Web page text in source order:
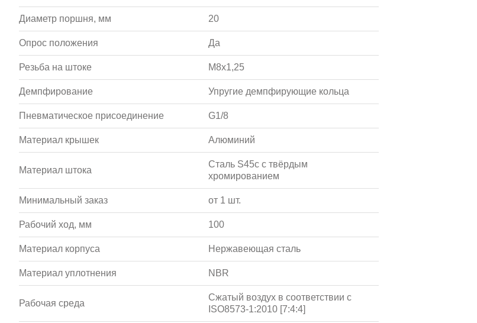
Диаметр поршня, мм 20
Опрос положения Да
Резьба на штоке M8x1,25
Демпфирование Упругие демпфирующие кольца
Пневматическое присоединение G1/8
Материал крышек Алюминий
Материал штока
Сталь S45c с твёрдым
хромированием
Минимальный заказ от 1 шт.
Рабочий ход, мм 100
Материал корпуса Нержавеющая сталь
Материал уплотнения NBR
Рабочая среда
Сжатый воздух в соответствии с
ISO8573-1:2010 [7:4:4]